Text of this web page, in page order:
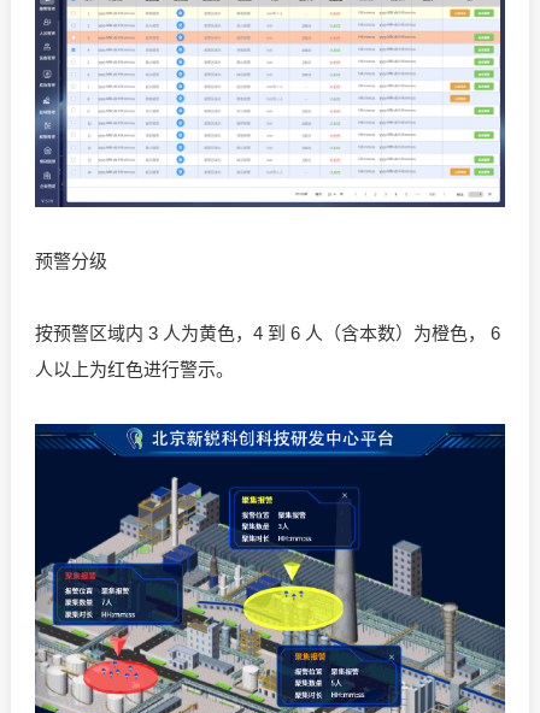
预警分级
按预警区域内 3 人为黄色，4 到 6 人（含本数）为橙色， 6
人以上为红色进行警示。